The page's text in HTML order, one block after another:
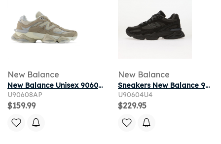
New Balance
New Balance Unisex 9060 Sneakers - Grey
U90608AP
$159.99
New Balance
Sneakers New Balance 9060 Black/ Blacktop
U90604U4
$229.95